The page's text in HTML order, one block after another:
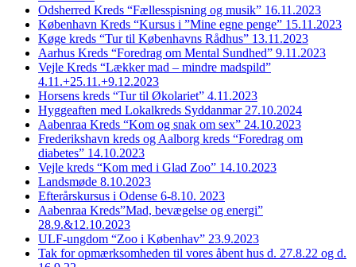
Odsherred Kreds “Fællesspisning og musik” 16.11.2023
København Kreds “Kursus i ”Mine egne penge” 15.11.2023
Køge kreds “Tur til Københavns Rådhus” 13.11.2023
Aarhus Kreds “Foredrag om Mental Sundhed” 9.11.2023
Vejle Kreds “Lækker mad – mindre madspild”
4.11.+25.11.+9.12.2023
Horsens kreds “Tur til Økolariet” 4.11.2023
Hyggeaften med Lokalkreds Syddanmar 27.10.2024
Aabenraa Kreds “Kom og snak om sex” 24.10.2023
Frederikshavn kreds og Aalborg kreds “Foredrag om
diabetes” 14.10.2023
Vejle kreds “Kom med i Glad Zoo” 14.10.2023
Landsmøde 8.10.2023
Efterårskursus i Odense 6-8.10. 2023
Aabenraa Kreds”Mad, bevægelse og energi”
28.9.&12.10.2023
ULF-ungdom “Zoo i Københav” 23.9.2023
Tak for opmærksomheden til vores åbent hus d. 27.8.22 og d.